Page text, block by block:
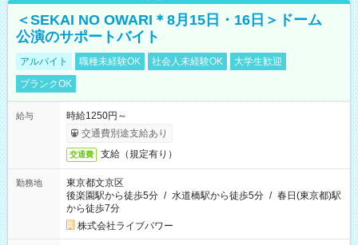
＜SEKAI NO OWARI＊8月15日・16日＞ドーム
公演のサポートバイト
アルバイト 職種未経験OK 社会人未経験OK
大学生歓迎
ブランクOK
給与
時給1250円～
交通費別途支給あり
交通費 支給（規定有り）
勤務地
東京都文京区
後楽園駅から徒歩5分 / 水道橋駅から徒歩5分 / 春日(東京都)駅
から徒歩7分
株式会社ライブパワー